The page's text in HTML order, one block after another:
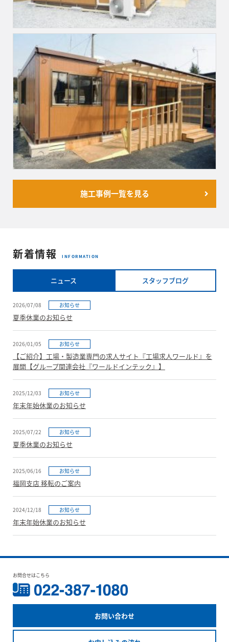
施工事例一覧を見る
新着情報 INFORMATION
ニュース スタッフブログ
2026/07/08 お知らせ
夏季休業のお知らせ
2026/01/05 お知らせ
【ご紹介】工場・製造業専門の求人サイト『工場求人ワールド』を
展開【グループ関連会社『ワールドインテック』】
2025/12/03 お知らせ
年末年始休業のお知らせ
2025/07/22 お知らせ
夏季休業のお知らせ
2025/06/16 お知らせ
福岡支店 移転のご案内
2024/12/18 お知らせ
年末年始休業のお知らせ
お問合せはこちら
お問い合わせ